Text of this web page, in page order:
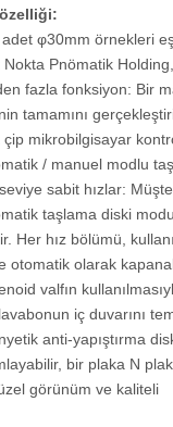
:
adet φ30mm örnekleri
Nokta Pnömatik
fazla fonksiyon: Bir
tamamını
çip mikrobilgisayar
/ manuel modlu
sabit hızlar:
taşlama diski
Her hız bölümü,
otomatik olarak
valfın
iç duvarını
anti-yapıştırma
bir plaka N
görünüm ve kaliteli